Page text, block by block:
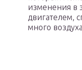
изменения в
двигателем,
много